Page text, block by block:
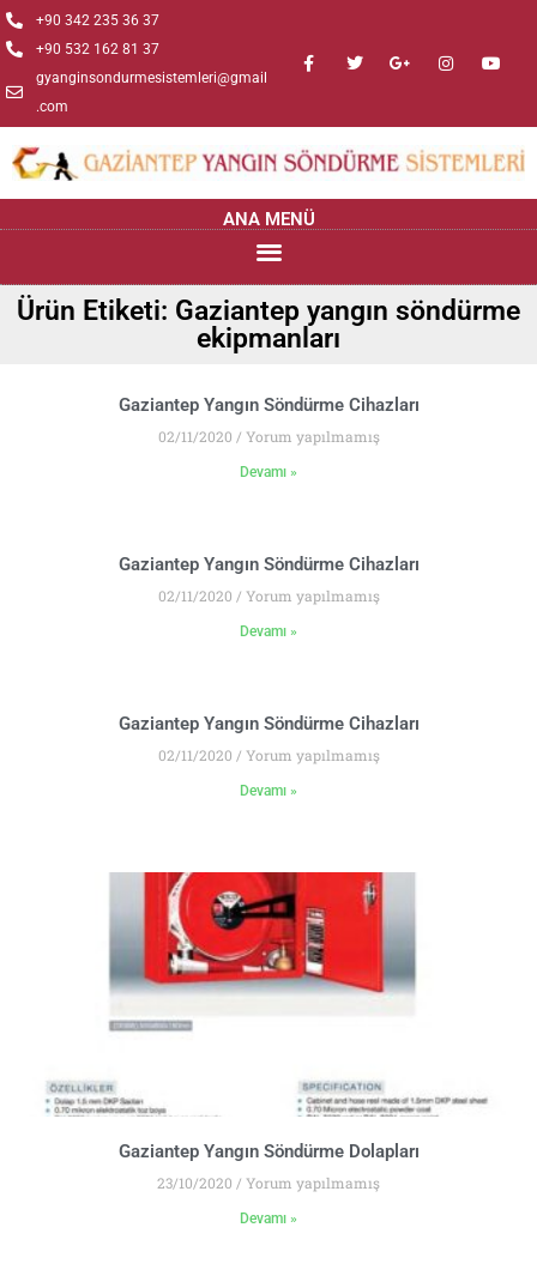
+90 342 235 36 37
+90 532 162 81 37
gyanginsondurmesistemleri@gmail
.com
ANA MENÜ
Ürün Etiketi: Gaziantep yangın söndürme
ekipmanları
Gaziantep Yangın Söndürme Cihazları
02/11/2020 Yorum yapılmamış
Devamı »
Gaziantep Yangın Söndürme Cihazları
02/11/2020 Yorum yapılmamış
Devamı »
Gaziantep Yangın Söndürme Cihazları
02/11/2020 Yorum yapılmamış
Devamı »
Gaziantep Yangın Söndürme Dolapları
23/10/2020 Yorum yapılmamış
Devamı »